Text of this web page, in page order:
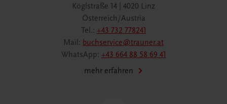
Köglstraße 14 | 4020 Linz
Österreich/Austria
Tel.: +43 732 778241
Mail: buchservice@trauner.at
WhatsApp: +43 664 88 58 69 41
mehr erfahren